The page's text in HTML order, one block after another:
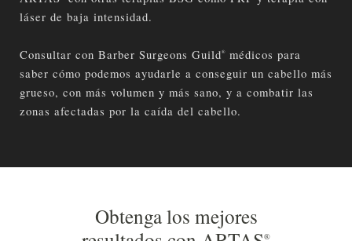
láser de baja intensidad.
Consultar con Barber Surgeons Guild®
médicos para
saber cómo podemos ayudarle a conseguir un cabello más
grueso, con más volumen y más sano, y a combatir las
zonas afectadas por la caída del cabello.
Obtenga los mejores
®